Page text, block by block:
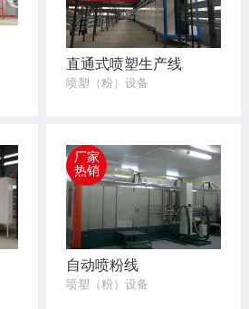
直通式喷塑生产线
喷塑（粉）设备
厂家
热销
自动喷粉线
喷塑（粉）设备